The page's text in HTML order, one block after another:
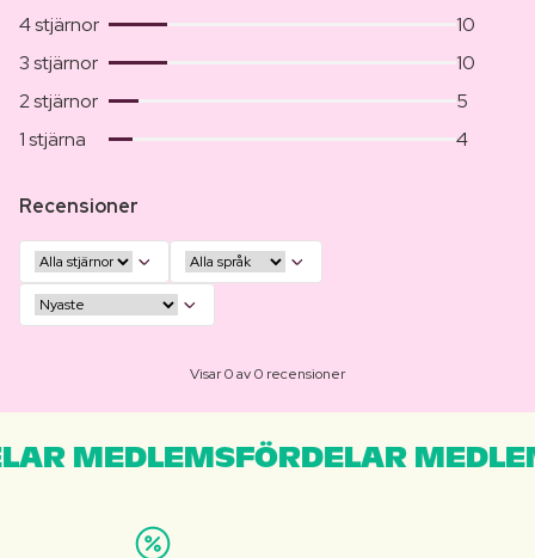
4 stjärnor
10
3 stjärnor
10
2 stjärnor
5
1 stjärna
4
Recensioner
Visar 0 av 0 recensioner
MEDLEMSFÖRDELAR